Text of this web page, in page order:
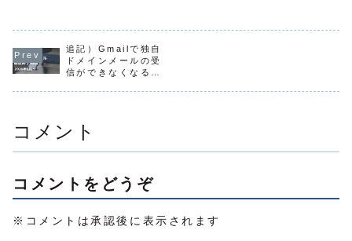
ChatGPTをやっ
ていない方も多い
ので初心者の方の
導入としてメール
ルの受信ができな
くなる2026年1月
から、Gmailの仕
様が変更になるお
追記）Gmailで独自
ドメインメールの受
信ができなくなるの
コメント
コメントをどうぞ
※コメントは承認後に表示されます